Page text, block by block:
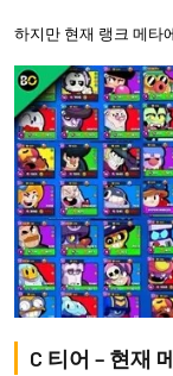
하지만 현재 랭크 메타
C 티어 – 현재